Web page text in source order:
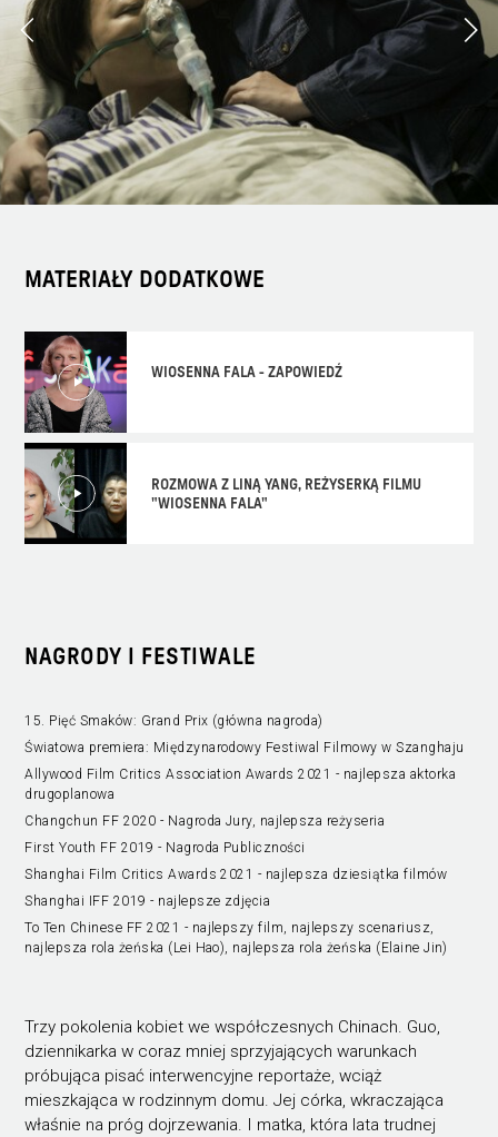
MATERIAŁY DODATKOWE
WIOSENNA FALA - ZAPOWIEDŹ
ROZMOWA Z LINĄ YANG, REŻYSERKĄ FILMU
"WIOSENNA FALA"
NAGRODY I FESTIWALE
15. Pięć Smaków: Grand Prix (główna nagroda)
Światowa premiera: Międzynarodowy Festiwal Filmowy w Szanghaju
Allywood Film Critics Association Awards 2021 - najlepsza aktorka
drugoplanowa
Changchun FF 2020 - Nagroda Jury, najlepsza reżyseria
First Youth FF 2019 - Nagroda Publiczności
Shanghai Film Critics Awards 2021 - najlepsza dziesiątka filmów
Shanghai IFF 2019 - najlepsze zdjęcia
To Ten Chinese FF 2021 - najlepszy film, najlepszy scenariusz,
najlepsza rola żeńska (Lei Hao), najlepsza rola żeńska (Elaine Jin)
Trzy pokolenia kobiet we współczesnych Chinach. Guo,
dziennikarka w coraz mniej sprzyjających warunkach
próbująca pisać interwencyjne reportaże, wciąż
mieszkająca w rodzinnym domu. Jej córka, wkraczająca
właśnie na próg dojrzewania. I matka, która lata trudnej